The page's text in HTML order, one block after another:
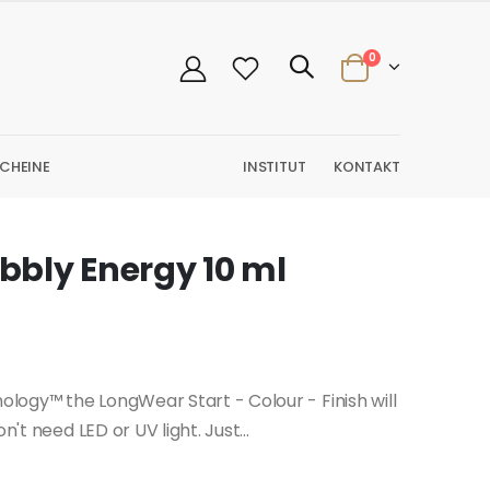
0
KONTAKT
INSTITUT
Energy 10 ml
the LongWear Start - Colour - Finish will
need LED or UV light. Just...